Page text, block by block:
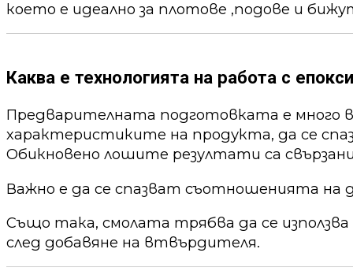
което е идеално за плотове ,подове и
Каква е технологията на работа с
Предварителната подготовката е много
характеристиките на продукта, да се
Обикновено лошите резултати са
Важно е да се спазват съотношенията на
Също така, смолата трябва да се
след добавяне на втвърдителя.